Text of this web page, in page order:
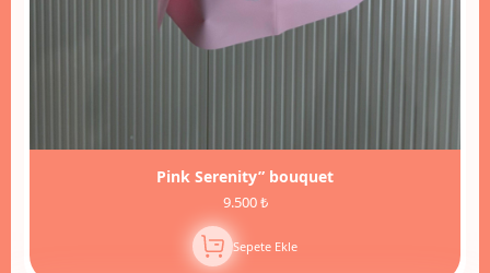
Pink Serenity” bouquet
9.500 ₺
Sepete Ekle